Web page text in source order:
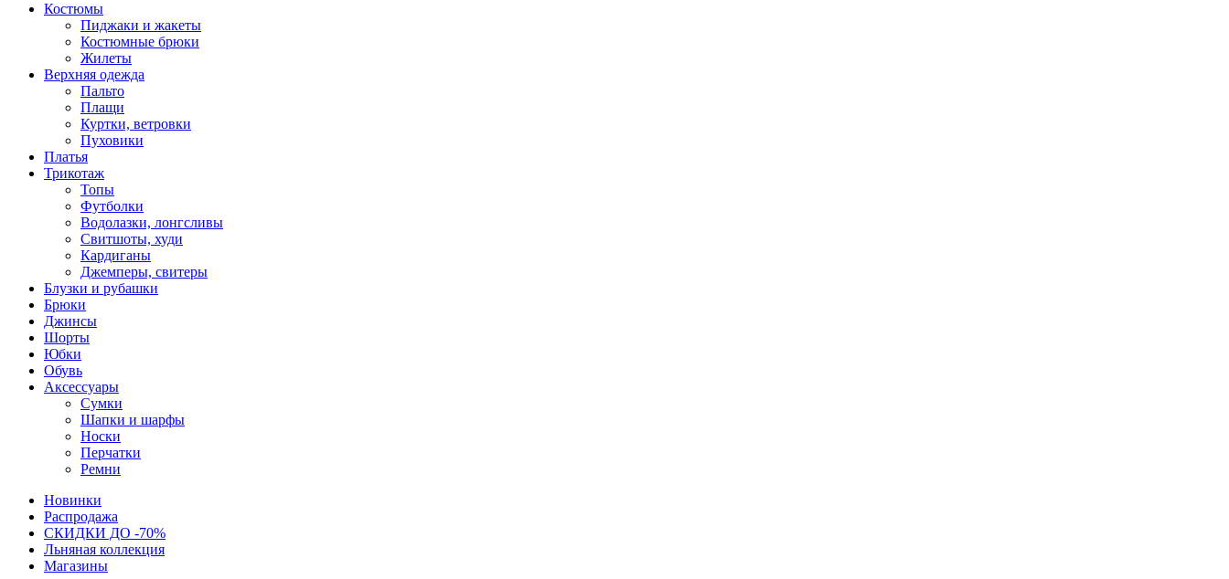
Костюмы
Пиджаки и жакеты
Костюмные брюки
Жилеты
Верхняя одежда
Пальто
Плащи
Куртки, ветровки
Пуховики
Платья
Трикотаж
Топы
Футболки
Водолазки, лонгсливы
Свитшоты, худи
Кардиганы
Джемперы, свитеры
Блузки и рубашки
Брюки
Джинсы
Шорты
Юбки
Обувь
Аксессуары
Сумки
Шапки и шарфы
Носки
Перчатки
Ремни
Новинки
Распродажа
СКИДКИ ДО -70%
Льняная коллекция
Магазины